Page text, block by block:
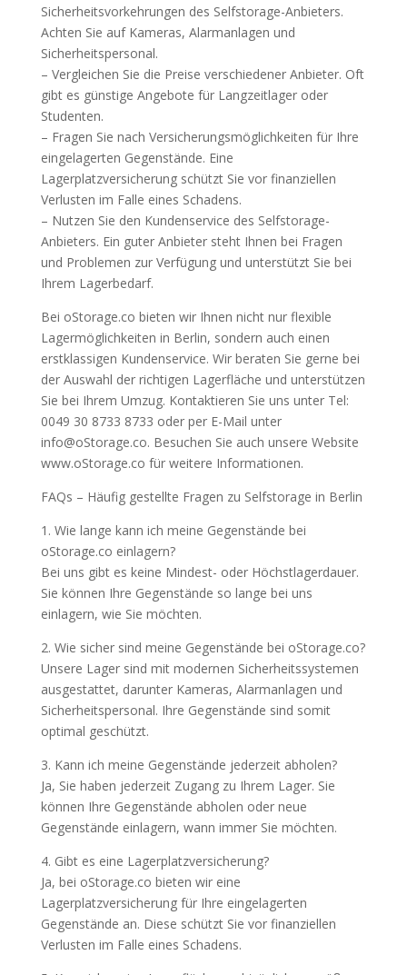
Sicherheitsvorkehrungen des Selfstorage-Anbieters.
Achten Sie auf Kameras, Alarmanlagen und
Sicherheitspersonal.
– Vergleichen Sie die Preise verschiedener Anbieter. Oft
gibt es günstige Angebote für Langzeitlager oder
Studenten.
– Fragen Sie nach Versicherungsmöglichkeiten für Ihre
eingelagerten Gegenstände. Eine
Lagerplatzversicherung schützt Sie vor finanziellen
Verlusten im Falle eines Schadens.
– Nutzen Sie den Kundenservice des Selfstorage-
Anbieters. Ein guter Anbieter steht Ihnen bei Fragen
und Problemen zur Verfügung und unterstützt Sie bei
Ihrem Lagerbedarf.
Bei oStorage.co bieten wir Ihnen nicht nur flexible
Lagermöglichkeiten in Berlin, sondern auch einen
erstklassigen Kundenservice. Wir beraten Sie gerne bei
der Auswahl der richtigen Lagerfläche und unterstützen
Sie bei Ihrem Umzug. Kontaktieren Sie uns unter Tel:
0049 30 8733 8733 oder per E-Mail unter
info@oStorage.co. Besuchen Sie auch unsere Website
www.oStorage.co für weitere Informationen.
FAQs – Häufig gestellte Fragen zu Selfstorage in Berlin
1. Wie lange kann ich meine Gegenstände bei
oStorage.co einlagern?
Bei uns gibt es keine Mindest- oder Höchstlagerdauer.
Sie können Ihre Gegenstände so lange bei uns
einlagern, wie Sie möchten.
2. Wie sicher sind meine Gegenstände bei oStorage.co?
Unsere Lager sind mit modernen Sicherheitssystemen
ausgestattet, darunter Kameras, Alarmanlagen und
Sicherheitspersonal. Ihre Gegenstände sind somit
optimal geschützt.
3. Kann ich meine Gegenstände jederzeit abholen?
Ja, Sie haben jederzeit Zugang zu Ihrem Lager. Sie
können Ihre Gegenstände abholen oder neue
Gegenstände einlagern, wann immer Sie möchten.
4. Gibt es eine Lagerplatzversicherung?
Ja, bei oStorage.co bieten wir eine
Lagerplatzversicherung für Ihre eingelagerten
Gegenstände an. Diese schützt Sie vor finanziellen
Verlusten im Falle eines Schadens.